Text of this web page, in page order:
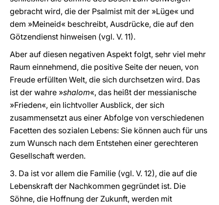
gebracht wird, die der Psalmist mit der »Lüge« und
dem »Meineid« beschreibt, Ausdrücke, die auf den
Götzendienst hinweisen (vgl. V. 11).
Aber auf diesen negativen Aspekt folgt, sehr viel mehr
Raum einnehmend, die positive Seite der neuen, von
Freude erfüllten Welt, die sich durchsetzen wird. Das
ist der wahre »shalom«, das heißt der messianische
»Frieden«, ein lichtvoller Ausblick, der sich
zusammensetzt aus einer Abfolge von verschiedenen
Facetten des sozialen Lebens: Sie können auch für uns
zum Wunsch nach dem Entstehen einer gerechteren
Gesellschaft werden.
3. Da ist vor allem die Familie (vgl. V. 12), die auf die
Lebenskraft der Nachkommen gegründet ist. Die
Söhne, die Hoffnung der Zukunft, werden mit